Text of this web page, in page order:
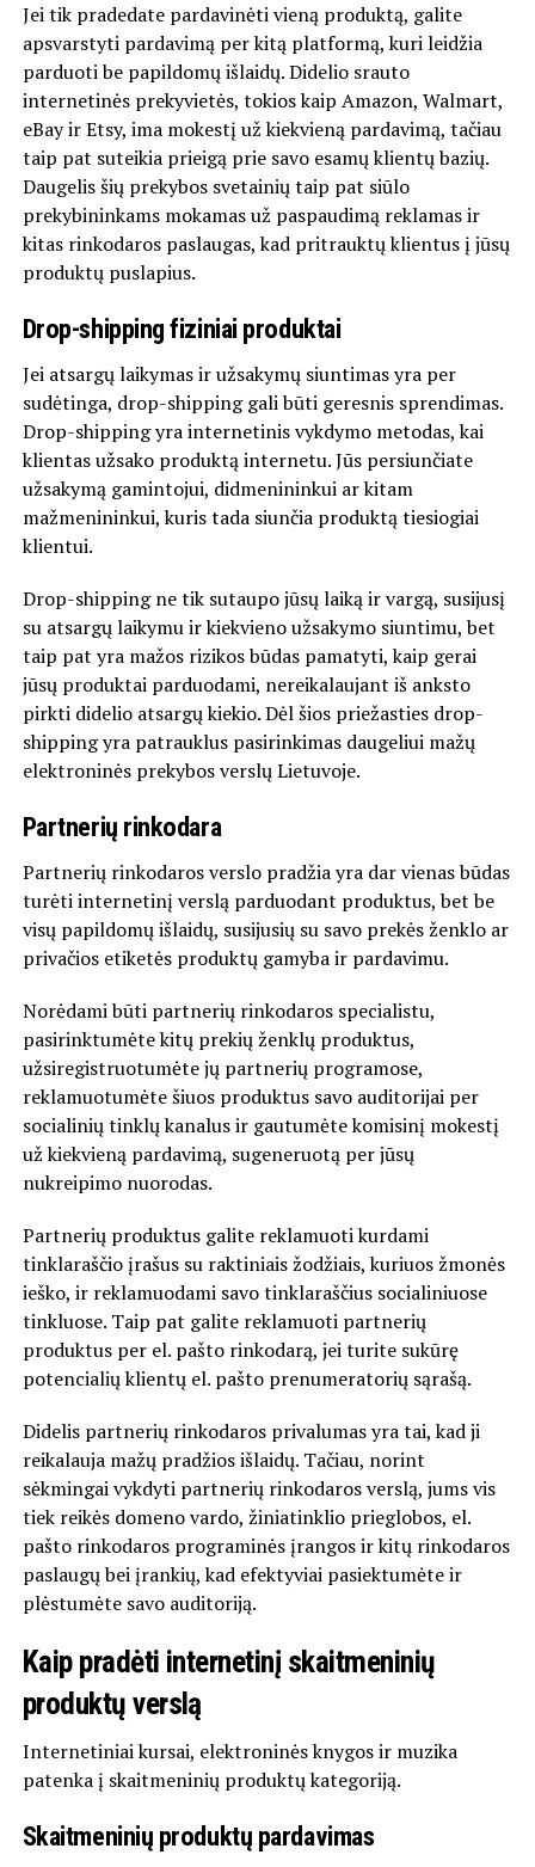
Jei tik pradedate pardavinėti vieną produktą, galite
apsvarstyti pardavimą per kitą platformą, kuri leidžia
parduoti be papildomų išlaidų. Didelio srauto
internetinės prekyvietės, tokios kaip Amazon, Walmart,
eBay ir Etsy, ima mokestį už kiekvieną pardavimą, tačiau
taip pat suteikia prieigą prie savo esamų klientų bazių.
Daugelis šių prekybos svetainių taip pat siūlo
prekybininkams mokamas už paspaudimą reklamas ir
kitas rinkodaros paslaugas, kad pritrauktų klientus į jūsų
produktų puslapius.
Drop-shipping fiziniai produktai
Jei atsargų laikymas ir užsakymų siuntimas yra per
sudėtinga, drop-shipping gali būti geresnis sprendimas.
Drop-shipping yra internetinis vykdymo metodas, kai
klientas užsako produktą internetu. Jūs persiunčiate
užsakymą gamintojui, didmenininkui ar kitam
mažmenininkui, kuris tada siunčia produktą tiesiogiai
klientui.
Drop-shipping ne tik sutaupo jūsų laiką ir vargą, susijusį
su atsargų laikymu ir kiekvieno užsakymo siuntimu, bet
taip pat yra mažos rizikos būdas pamatyti, kaip gerai
jūsų produktai parduodami, nereikalaujant iš anksto
pirkti didelio atsargų kiekio. Dėl šios priežasties drop-
shipping yra patrauklus pasirinkimas daugeliui mažų
elektroninės prekybos verslų Lietuvoje.
Partnerių rinkodara
Partnerių rinkodaros verslo pradžia yra dar vienas būdas
turėti internetinį verslą parduodant produktus, bet be
visų papildomų išlaidų, susijusių su savo prekės ženklo ar
privačios etiketės produktų gamyba ir pardavimu.
Norėdami būti partnerių rinkodaros specialistu,
pasirinktumėte kitų prekių ženklų produktus,
užsiregistruotumėte jų partnerių programose,
reklamuotumėte šiuos produktus savo auditorijai per
socialinių tinklų kanalus ir gautumėte komisinį mokestį
už kiekvieną pardavimą, sugeneruotą per jūsų
nukreipimo nuorodas.
Partnerių produktus galite reklamuoti kurdami
tinklaraščio įrašus su raktiniais žodžiais, kuriuos žmonės
ieško, ir reklamuodami savo tinklaraščius socialiniuose
tinkluose. Taip pat galite reklamuoti partnerių
produktus per el. pašto rinkodarą, jei turite sukūrę
potencialių klientų el. pašto prenumeratorių sąrašą.
Didelis partnerių rinkodaros privalumas yra tai, kad ji
reikalauja mažų pradžios išlaidų. Tačiau, norint
sėkmingai vykdyti partnerių rinkodaros verslą, jums vis
tiek reikės domeno vardo, žiniatinklio prieglobos, el.
pašto rinkodaros programinės įrangos ir kitų rinkodaros
paslaugų bei įrankių, kad efektyviai pasiektumėte ir
plėstumėte savo auditoriją.
Kaip pradėti internetinį skaitmeninių
produktų verslą
Internetiniai kursai, elektroninės knygos ir muzika
patenka į skaitmeninių produktų kategoriją.
Skaitmeninių produktų pardavimas